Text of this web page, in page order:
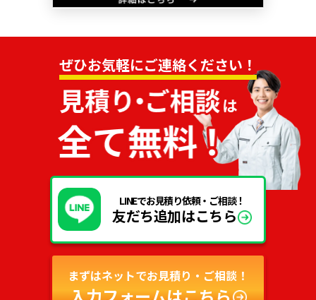
ぜひお気軽にご連絡ください！
LINEでお見積り依頼・ご相談！
友だち追加はこちら
まずはネットでお見積り・ご相談！